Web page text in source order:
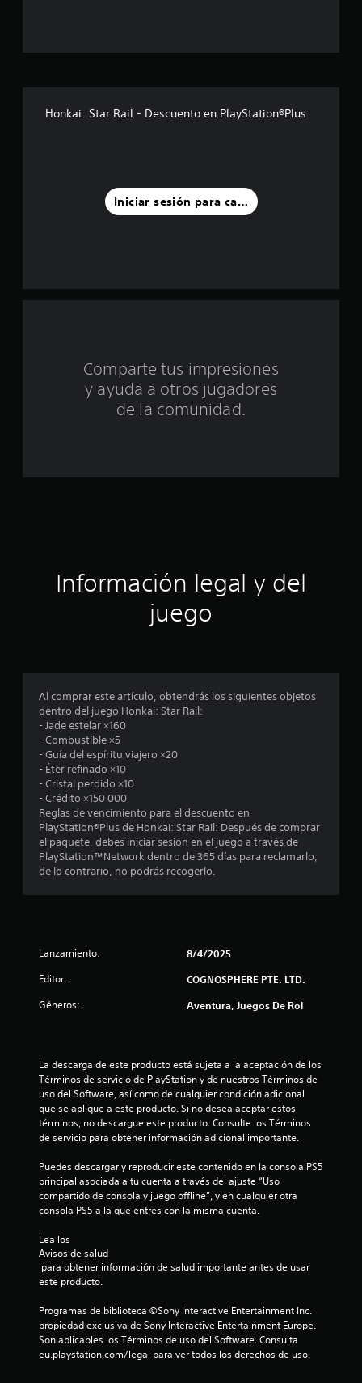
r
e
l
u
i
o
e
e
l
l
e
n
8
8
c
a
l
i
c
a
c
Honkai: Star Rail - Descuento en PlayStation®Plus
Iniciar sesión para calificar
Comparte tus impresiones
y ayuda a otros jugadores
de la comunidad.
Información legal y del
juego
Al comprar este artículo, obtendrás los siguientes objetos
dentro del juego Honkai: Star Rail:
- Jade estelar ×160
- Combustible ×5
- Guía del espíritu viajero ×20
- Éter refinado ×10
- Cristal perdido ×10
- Crédito ×150 000
Reglas de vencimiento para el descuento en
PlayStation®Plus de Honkai: Star Rail: Después de comprar
el paquete, debes iniciar sesión en el juego a través de
PlayStation™Network dentro de 365 días para reclamarlo,
de lo contrario, no podrás recogerlo.
Lanzamiento: 8/4/2025
Editor: COGNOSPHERE PTE. LTD.
Géneros: Aventura, Juegos De Rol
La descarga de este producto está sujeta a la aceptación de los
Términos de servicio de PlayStation y de nuestros Términos de
uso del Software, así como de cualquier condición adicional
que se aplique a este producto. Si no desea aceptar estos
términos, no descargue este producto. Consulte los Términos
de servicio para obtener información adicional importante.
Puedes descargar y reproducir este contenido en la consola PS5
principal asociada a tu cuenta a través del ajuste “Uso
compartido de consola y juego offline”, y en cualquier otra
consola PS5 a la que entres con la misma cuenta.
Lea los
Avisos de salud
este producto.
Programas de biblioteca ©Sony Interactive Entertainment Inc.
propiedad exclusiva de Sony Interactive Entertainment Europe.
Son aplicables los Términos de uso del Software. Consulta
eu.playstation.com/legal para ver todos los derechos de uso.